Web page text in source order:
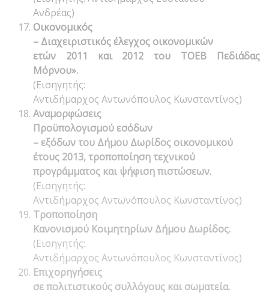
Ανδρέας)
Οικονομικός
– Διαχειριστικός έλεγχος οικονομικών
ετών 2011 και 2012 του ΤΟΕΒ Πεδιάδας
Μόρνου».
(Εισηγητής:
Αντιδήμαρχος Αντωνόπουλος Κωνσταντίνος)
Αναμορφώσεις
Προϋπολογισμού εσόδων
– εξόδων του Δήμου Δωρίδος οικονομικού
έτους 2013, τροποποίηση τεχνικού
προγράμματος και ψήφιση πιστώσεων.
(Εισηγητής:
Αντιδήμαρχος Αντωνόπουλος Κωνσταντίνος)
Τροποποίηση
Κανονισμού Κοιμητηρίων Δήμου Δωρίδος.
(Εισηγητής:
Αντιδήμαρχος Αντωνόπουλος Κωνσταντίνος)
Επιχορηγήσεις
σε πολιτιστικούς συλλόγους και σωματεία.